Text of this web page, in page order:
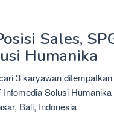
Sales,
Humanika
3 karyawan
Solusi
Bali, Indonesia